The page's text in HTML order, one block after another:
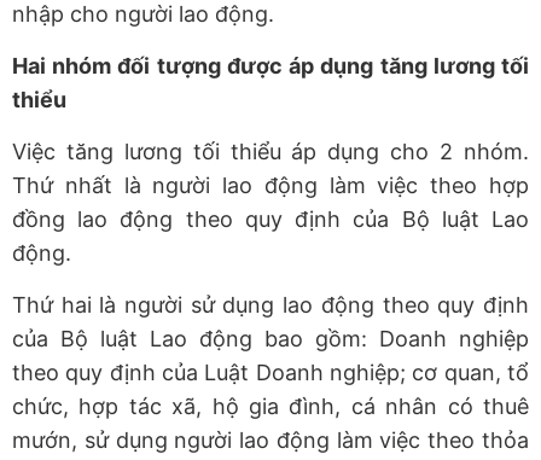
nhập cho người lao động.
Hai nhóm đối tượng được áp dụng tăng lương tối
thiểu
Việc tăng lương tối thiểu áp dụng cho 2 nhóm.
Thứ nhất là người lao động làm việc theo hợp
đồng lao động theo quy định của Bộ luật Lao
động.
Thứ hai là người sử dụng lao động theo quy định
của Bộ luật Lao động bao gồm: Doanh nghiệp
theo quy định của Luật Doanh nghiệp; cơ quan, tổ
chức, hợp tác xã, hộ gia đình, cá nhân có thuê
mướn, sử dụng người lao động làm việc theo thỏa